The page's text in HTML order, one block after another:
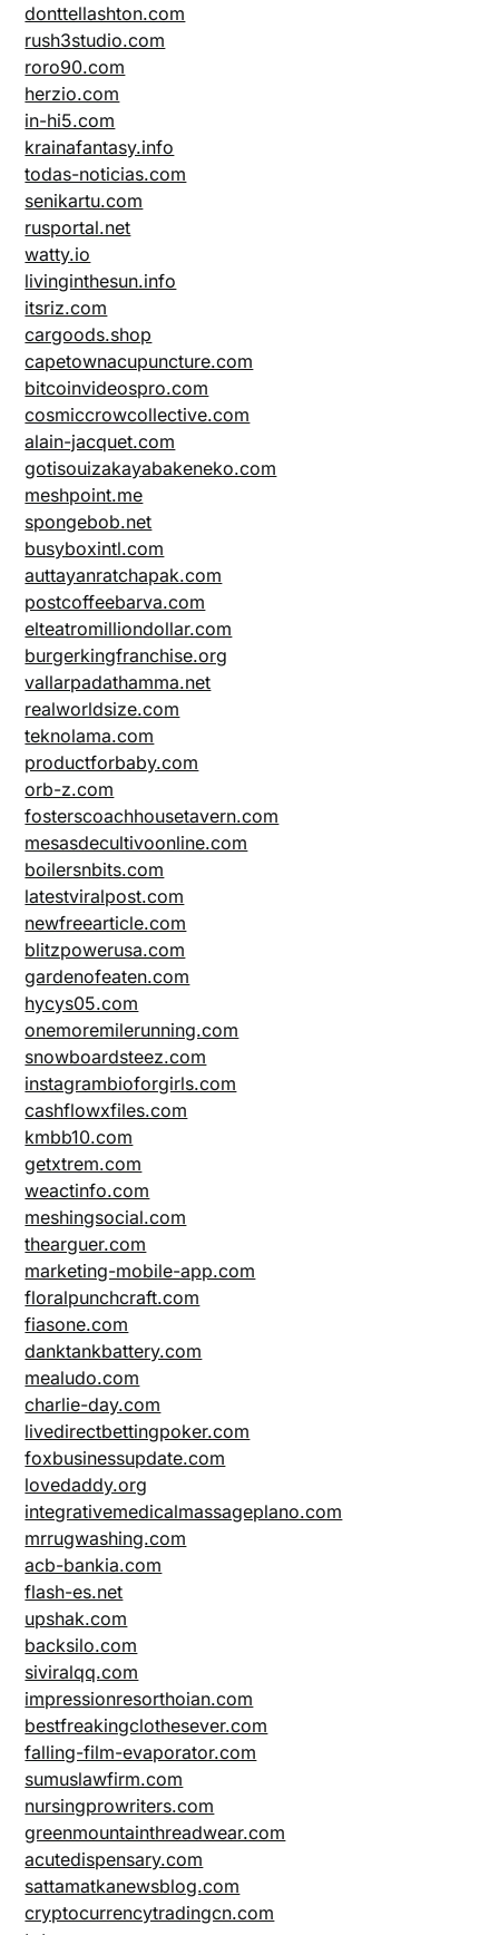
donttellashton.com
rush3studio.com
roro90.com
herzio.com
in-hi5.com
krainafantasy.info
todas-noticias.com
senikartu.com
rusportal.net
watty.io
livinginthesun.info
itsriz.com
cargoods.shop
capetownacupuncture.com
bitcoinvideospro.com
cosmiccrowcollective.com
alain-jacquet.com
gotisouizakayabakeneko.com
meshpoint.me
spongebob.net
busyboxintl.com
auttayanratchapak.com
postcoffeebarva.com
elteatromilliondollar.com
burgerkingfranchise.org
vallarpadathamma.net
realworldsize.com
teknolama.com
productforbaby.com
orb-z.com
fosterscoachhousetavern.com
mesasdecultivoonline.com
boilersnbits.com
latestviralpost.com
newfreearticle.com
blitzpowerusa.com
gardenofeaten.com
hycys05.com
onemoremilerunning.com
snowboardsteez.com
instagrambioforgirls.com
cashflowxfiles.com
kmbb10.com
getxtrem.com
weactinfo.com
meshingsocial.com
thearguer.com
marketing-mobile-app.com
floralpunchcraft.com
fiasone.com
danktankbattery.com
mealudo.com
charlie-day.com
livedirectbettingpoker.com
foxbusinessupdate.com
lovedaddy.org
integrativemedicalmassageplano.com
mrrugwashing.com
acb-bankia.com
flash-es.net
upshak.com
backsilo.com
siviralqq.com
impressionresorthoian.com
bestfreakingclothesever.com
falling-film-evaporator.com
sumuslawfirm.com
nursingprowriters.com
greenmountainthreadwear.com
acutedispensary.com
sattamatkanewsblog.com
cryptocurrencytradingcn.com